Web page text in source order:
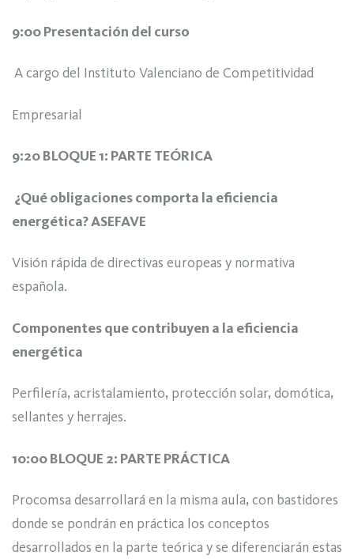
9:00 Presentación del curso
A cargo del Instituto Valenciano de Competitividad
Empresarial
9:20 BLOQUE 1: PARTE TEÓRICA
¿Qué obligaciones comporta la eficiencia
energética? ASEFAVE
Visión rápida de directivas europeas y normativa
española.
Componentes que contribuyen a la eficiencia
energética
Perfilería, acristalamiento, protección solar, domótica,
sellantes y herrajes.
10:00 BLOQUE 2: PARTE PRÁCTICA
Procomsa desarrollará en la misma aula, con bastidores
donde se pondrán en práctica los conceptos
desarrollados en la parte teórica y se diferenciarán estas